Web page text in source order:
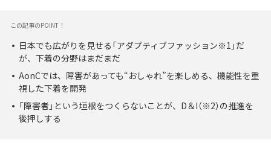
この記事のPOINT！
日本でも広がりを見せる「アダプティブファッション※1」だ
が、下着の分野はまだまだ
AonCでは、障害があっても“おしゃれ”を楽しめる、機能性を重
視した下着を開発
「障害者」という垣根をつくらないことが、D＆I（※2）の推進を
後押しする